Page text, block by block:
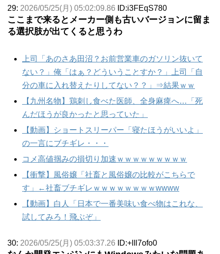
29: 2026/05/25(月) 05:02:09.86 ID:i3FEqS780
ここまで来るとメーカー側も古いバージョンに留ま
る選択肢が出てくると思うわ
上司「あのさあ田沼？お前営業車のガソリン抜いて
ない？」俺「はぁ？どういうことすか？」上司「自
分の車に入れ替えたりしてない？？」⇒結果ｗｗ
【九州名物】鶏刺し食べた医師、全身麻痺へ…「死
んだほうが良かったと思っていた」
【動画】ショートスリーパー「寝たほうがいいよ」
の一言にブチギレ・・・
コメ高値掴みの損切り加速ｗｗｗｗｗｗｗｗｗ
【衝撃】風俗嬢「社畜と風俗嬢の比較がこちらで
す」←社畜ブチギレｗｗｗｗｗｗｗｗwwww
【動画】白人「日本で一番美味い食べ物はこれな、
試してみろ！飛ぶぞ」
30: 2026/05/25(月) 05:03:37.26 ID:+IIl7ofo0